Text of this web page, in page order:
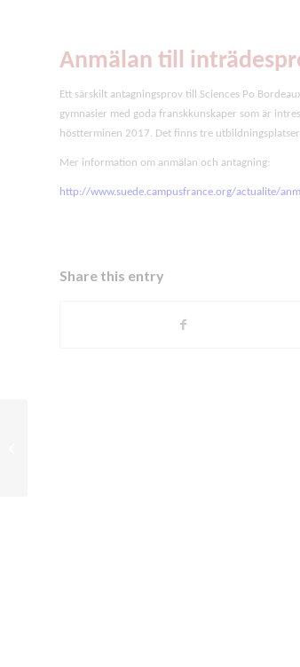
Anmälan till
Ett särskilt antagningsprov till Sciences Po
gymnasier med goda franskkunskaper som är
höstterminen 2017. Det finns tre
Mer information om anmälan och antagning:
http://www.suede.campusfrance.org/actualite/
Share this entry